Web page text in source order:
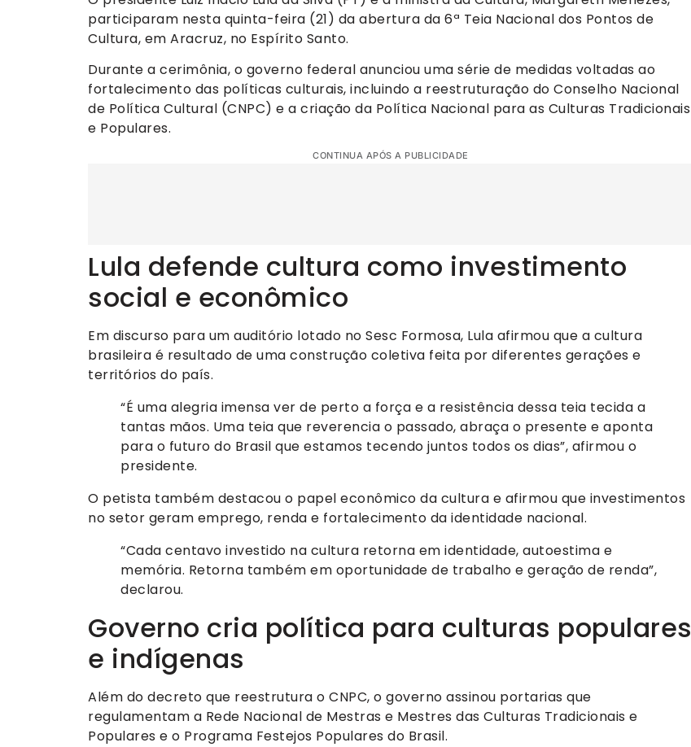
participaram nesta quinta-feira (21) da abertura da 6ª Teia Nacional dos Pontos de
Cultura, em Aracruz, no Espírito Santo.
Durante a cerimônia, o governo federal anunciou uma série de medidas voltadas ao
fortalecimento das políticas culturais, incluindo a reestruturação do Conselho Nacional
de Política Cultural (CNPC) e a criação da Política Nacional para as Culturas Tradicionais
e Populares.
CONTINUA APÓS A PUBLICIDADE
Lula defende cultura como investimento
social e econômico
Em discurso para um auditório lotado no Sesc Formosa, Lula afirmou que a cultura
brasileira é resultado de uma construção coletiva feita por diferentes gerações e
territórios do país.
“É uma alegria imensa ver de perto a força e a resistência dessa teia tecida a
tantas mãos. Uma teia que reverencia o passado, abraça o presente e aponta
para o futuro do Brasil que estamos tecendo juntos todos os dias”, afirmou o
presidente.
O petista também destacou o papel econômico da cultura e afirmou que investimentos
no setor geram emprego, renda e fortalecimento da identidade nacional.
“Cada centavo investido na cultura retorna em identidade, autoestima e
memória. Retorna também em oportunidade de trabalho e geração de renda”,
declarou.
Governo cria política para culturas populares
e indígenas
Além do decreto que reestrutura o CNPC, o governo assinou portarias que
regulamentam a Rede Nacional de Mestras e Mestres das Culturas Tradicionais e
Populares e o Programa Festejos Populares do Brasil.